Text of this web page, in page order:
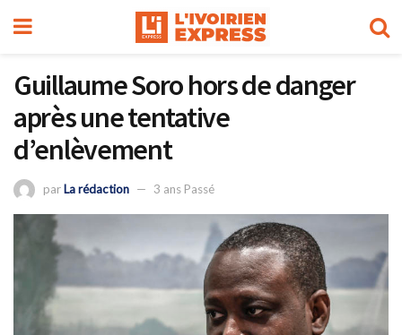
Guillaume Soro hors de danger
après une tentative
d’enlèvement
parLa rédaction 3 ans Passé